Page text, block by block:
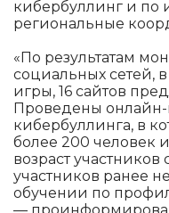
кибербуллинг и по
региональные
«По результатам
социальных сетей,
игры, 16 сайтов
Проведены
кибербуллинга, в
более 200 человек
возраст участников
участников ранее
обучении по